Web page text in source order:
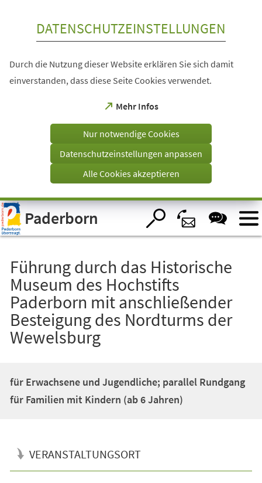
Visuelle
Assistenzsoftware
öffnen.
DATENSCHUTZEINSTELLUNGEN
Durch die Nutzung dieser Website erklären Sie sich damit
einverstanden, dass diese Seite Cookies verwendet.
Mehr Infos
(Öffnet
einem
Tab)
Nur notwendige Cookies
Datenschutzeinstellungen anpassen
Alle Cookies akzeptieren
Paderborn
Führung durch das Historische
Museum des Hochstifts
Paderborn mit anschließender
Besteigung des Nordturms der
Wewelsburg
für Erwachsene und Jugendliche; parallel Rundgang
für Familien mit Kindern (ab 6 Jahren)
VERANSTALTUNGSORT